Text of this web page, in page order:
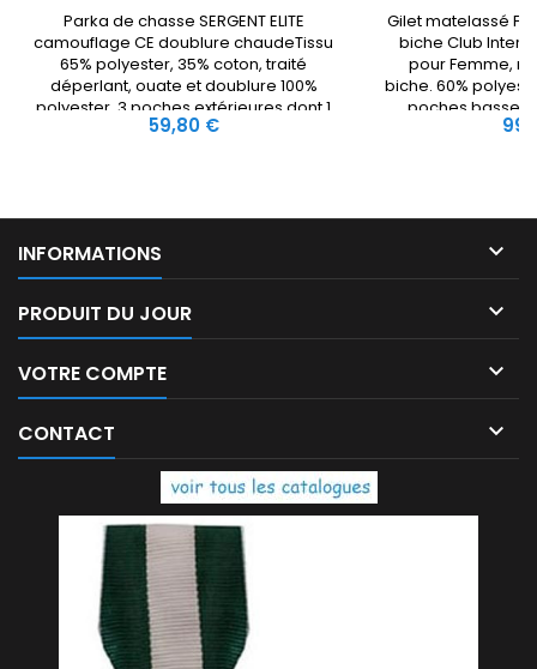
Parka de chasse SERGENT ELITE
camouflage CE doublure chaudeTissu
65% polyester, 35% coton, traité
déperlant, ouate et doublure 100%
polyester. 3 poches extérieures dont 1
zippée épaule gauche avec poche
Prix
59,80 €
Gilet matelassé
biche Club
pour Femme,
biche. 60%
poches basses.
soignés.
Prix
INFORMATIONS 
PRODUIT DU JOUR 
VOTRE COMPTE 
CONTACT 